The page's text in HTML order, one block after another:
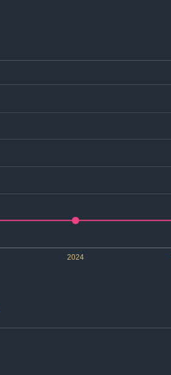
2024